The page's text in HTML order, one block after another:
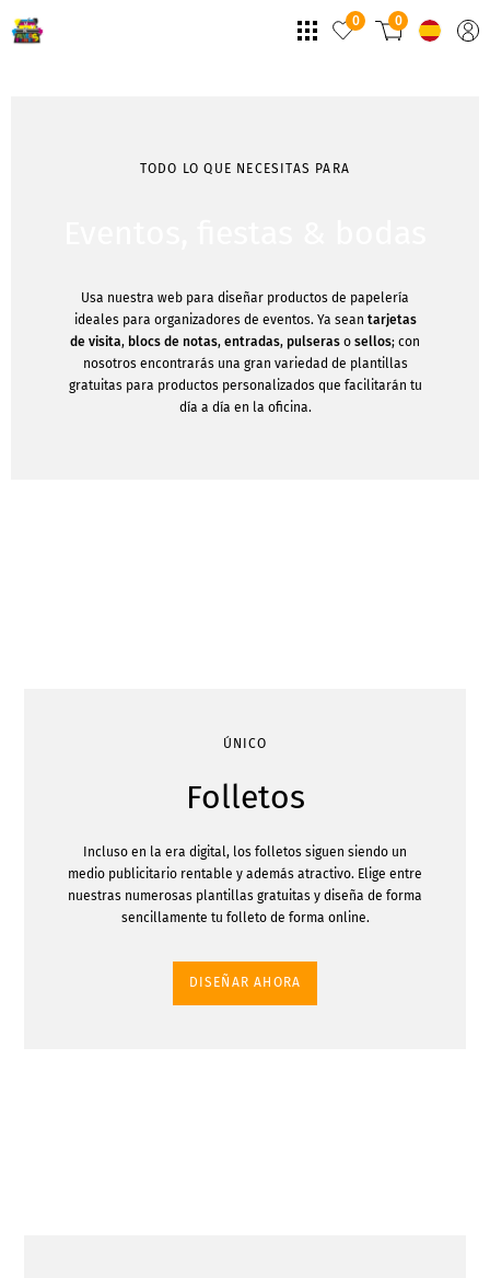
0 0
TODO LO QUE NECESITAS PARA
Usa nuestra web para diseñar productos de papelería
ideales para organizadores de eventos. Ya sean tarjetas
de visita, blocs de notas, entradas, pulseras o sellos; con
nosotros encontrarás una gran variedad de plantillas
gratuitas para productos personalizados que facilitarán tu
día a día en la oficina.
ÚNICO
Folletos
Incluso en la era digital, los folletos siguen siendo un
medio publicitario rentable y además atractivo. Elige entre
nuestras numerosas plantillas gratuitas y diseña de forma
sencillamente tu folleto de forma online.
DISEÑAR AHORA